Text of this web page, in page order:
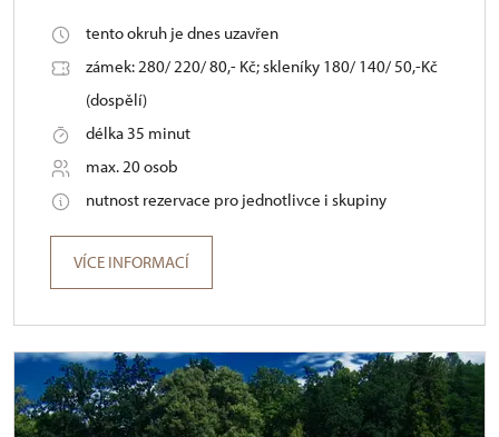
tento okruh je dnes uzavřen
zámek: 280/ 220/ 80,- Kč; skleníky 180/ 140/ 50,-Kč
(dospělí)
délka 35 minut
max. 20 osob
nutnost rezervace pro jednotlivce i skupiny
VÍCE INFORMACÍ